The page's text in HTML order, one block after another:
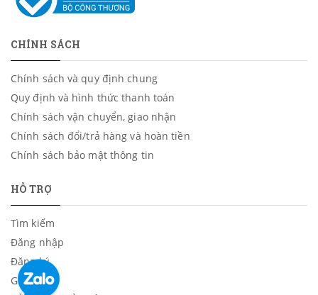
CHÍNH SÁCH
Chính sách và quy định chung
Quy định và hình thức thanh toán
Chính sách vận chuyển, giao nhận
Chính sách đổi/trả hàng và hoàn tiền
Chính sách bảo mật thông tin
HỖ TRỢ
Tìm kiếm
Đăng nhập
Đăng ký
Giỏ hàng